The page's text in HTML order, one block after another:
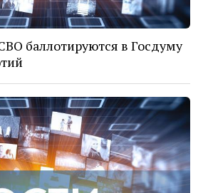
баллотируются в Госдуму